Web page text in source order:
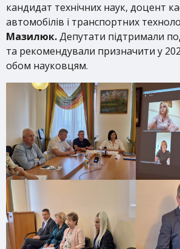
кандидат технічних наук, доцент
автомобілів і транспортних
Мазилюк.Депутати підтримали
та рекомендували призначити у
обом науковцям.